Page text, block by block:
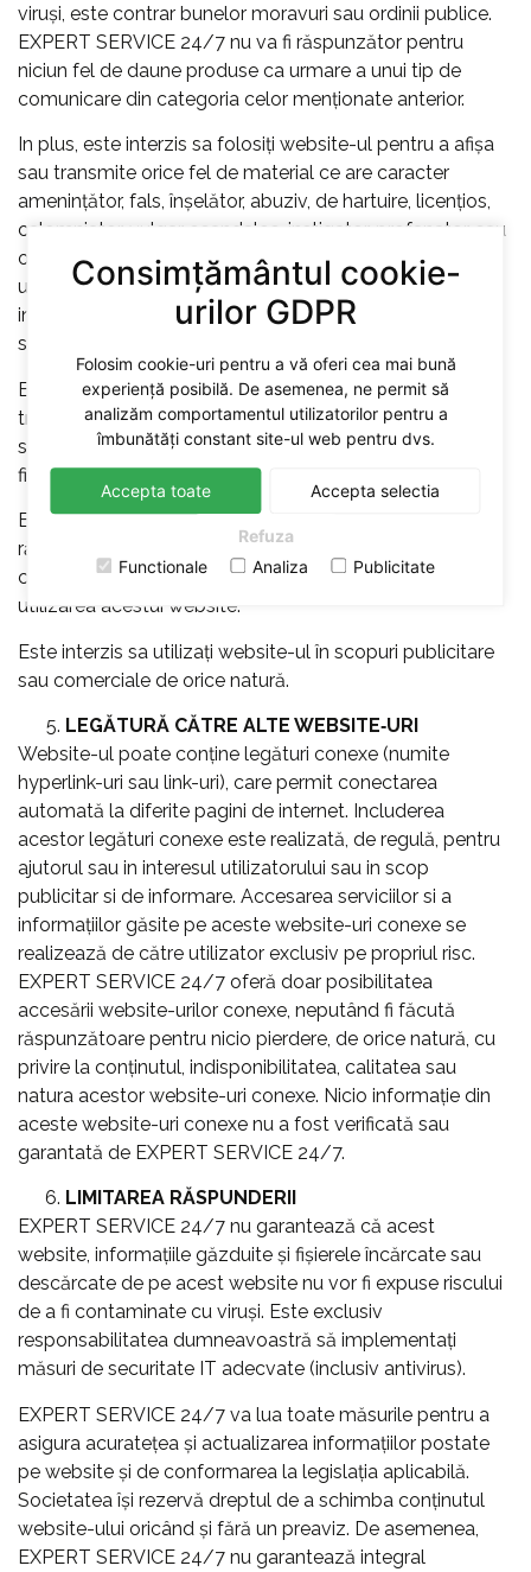
viruși, este contrar bunelor moravuri sau ordinii publice.
EXPERT SERVICE 24/7 nu va fi răspunzător pentru
niciun fel de daune produse ca urmare a unui tip de
comunicare din categoria celor menționate anterior.
In plus, este interzis sa folosiți website-ul pentru a afișa
sau transmite orice fel de material ce are caracter
amenințător, fals, înșelător, abuziv, de hartuire, licențios,
calomniator, vulgar, scandalos, instigator, profanator, sau
orice alt fel de material care poate constitui sau încuraja
un comportament ce va putea da naștere unei
infractiuni, sau ar putea conduce la răspunderea civilă
sau ar încalcă legea.
Este interzisă folosirea unei adrese false de e-mail sau
transmiterea, in mod nelegitim, de mesaje electronice
sau orice alte comunicări in numele unei alte persoane
fizice sau juridice sau in numele oricărei alte entități.
EXPERT SERVICE 24/7 nu poate fi ținută
răspunzătoare pentru nicio pierdere, distrugere sau
cheltuială care ar putea decurge din accesarea sau
utilizarea acestui website.
Este interzis sa utilizați website-ul în scopuri publicitare
sau comerciale de orice natură.
LEGĂTURĂ CĂTRE ALTE WEBSITE‐URI
Website-ul poate conține legături conexe (numite
hyperlink-uri sau link-uri), care permit conectarea
automată la diferite pagini de internet. Includerea
acestor legături conexe este realizată, de regulă, pentru
ajutorul sau in interesul utilizatorului sau in scop
publicitar si de informare. Accesarea serviciilor si a
informațiilor găsite pe aceste website-uri conexe se
realizează de către utilizator exclusiv pe propriul risc.
EXPERT SERVICE 24/7 oferă doar posibilitatea
accesării website-urilor conexe, neputând fi făcută
răspunzătoare pentru nicio pierdere, de orice natură, cu
privire la conținutul, indisponibilitatea, calitatea sau
natura acestor website-uri conexe. Nicio informație din
aceste website-uri conexe nu a fost verificată sau
garantată de EXPERT SERVICE 24/7.
LIMITAREA RĂSPUNDERII
EXPERT SERVICE 24/7 nu garantează că acest
website, informațiile găzduite și fișierele încărcate sau
descărcate de pe acest website nu vor fi expuse riscului
de a fi contaminate cu viruși. Este exclusiv
responsabilitatea dumneavoastră să implementați
măsuri de securitate IT adecvate (inclusiv antivirus).
EXPERT SERVICE 24/7 va lua toate măsurile pentru a
asigura acuratețea şi actualizarea informațiilor postate
pe website şi de conformarea la legislația aplicabilă.
Societatea îşi rezervă dreptul de a schimba conținutul
website-ului oricând şi fără un preaviz. De asemenea,
EXPERT SERVICE 24/7 nu garantează integral
Consimțământul cookie-
urilor GDPR
Folosim cookie-uri pentru a vă oferi cea mai bună
experiență posibilă. De asemenea, ne permit să
analizăm comportamentul utilizatorilor pentru a
îmbunătăți constant site-ul web pentru dvs.
Accepta toate Accepta selectia
Refuza
Functionale
Analiza Publicitate